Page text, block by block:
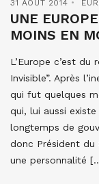
31 AOÛT 2014
UNE
MOINS EN
L’Europe c’est du
Invisible”. Après
qui fut quelques
qui, lui aussi
longtemps de
donc Président du
une personnalité